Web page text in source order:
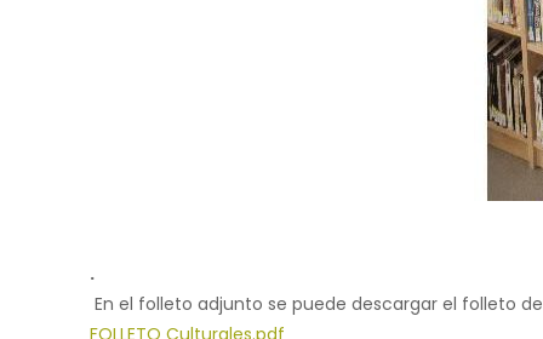
.
En el folleto adjunto se puede descargar el folleto
FOLLETO Culturales.pdf